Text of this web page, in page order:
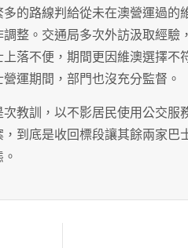
的路線判給從未在澳營運過的
整。交通局多次外訪汲取經驗
落不便，期間更因維澳選擇不
運期間，部門也沒充分監督。
教訓，以不影居民使用公交服
到底是收回標段讓其餘兩家巴